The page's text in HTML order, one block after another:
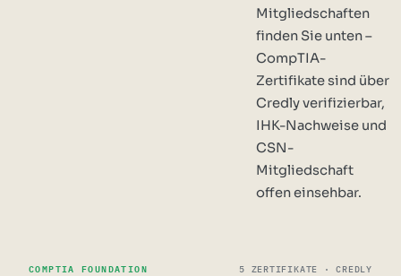
Mitgliedschaften
finden Sie unten –
CompTIA-
Zertifikate sind über
Credly verifizierbar,
IHK-Nachweise und
CSN-
Mitgliedschaft
offen einsehbar.
COMPTIA FOUNDATION 5 ZERTIFIKATE · CREDLY